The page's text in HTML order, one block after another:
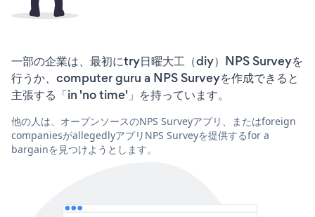
一部の企業は、最初にtry日曜大工（diy）NPS Surveyを
行うか、computer guru a NPS Surveyを作成できると
主張する「in 'no time'」を持っています。
他の人は、オープンソースのNPS Surveyアプリ、またはforeign
companiesがallegedlyアプリNPS Surveyを提供するfor a
bargainを見つけようとします。